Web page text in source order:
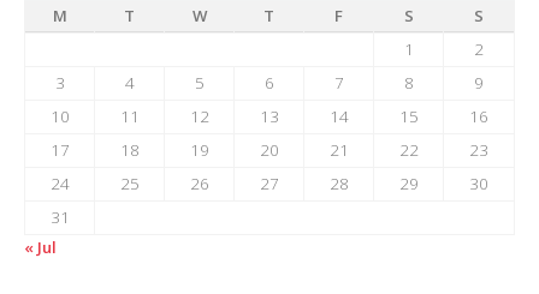
M
T W T F S
S
1
2
3
4 5 6 7 8
9
10
11 12 13 14 15
16
17
18 19 20 21 22
23
24
25 26 27 28 29
30
31
« Jul